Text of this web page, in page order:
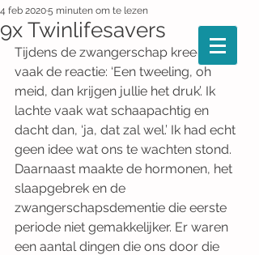
9x Twinlifesavers
4 feb 20205 minuten om te lezen
Tijdens de zwangerschap kreeg ik
vaak de reactie: ‘Een tweeling, oh
meid, dan krijgen jullie het druk’. Ik
lachte vaak wat schaapachtig en
dacht dan, ‘ja, dat zal wel.’ Ik had echt
geen idee wat ons te wachten stond.
Daarnaast maakte de hormonen, het
slaapgebrek en de
zwangerschapsdementie die eerste
periode niet gemakkelijker. Er waren
een aantal dingen die ons door die